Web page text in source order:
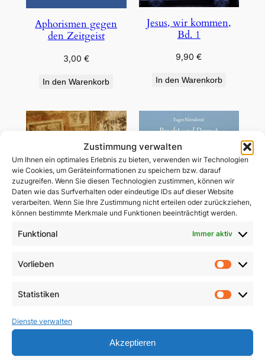
Zustimmung verwalten
Um Ihnen ein optimales Erlebnis zu bieten, verwenden wir Technologien
wie Cookies, um Geräteinformationen zu speichern bzw. darauf
zuzugreifen. Wenn Sie diesen Technologien zustimmen, können wir
Daten wie das Surfverhalten oder eindeutige IDs auf dieser Website
verarbeiten. Wenn Sie Ihre Zustimmung nicht erteilen oder zurückziehen,
können bestimmte Merkmale und Funktionen beeinträchtigt werden.
Funktional Immer aktiv
Vorlieben
Statistiken
Dienste verwalten
Akzeptieren
Aphorismen gegen
den Zeitgeist
3,00 €
In den Warenkorb
Jesus, wir kommen,
Bd. 1
9,90€
In den Warenkorb
Communio
In den Warenkorb
Pracht und Demut